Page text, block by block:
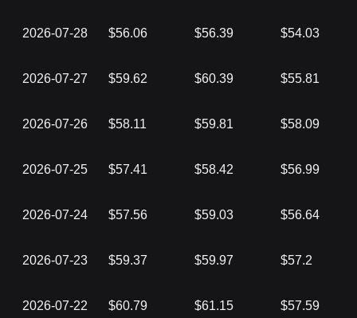
2026-07-28 $56.06 $56.39 $54.03
2026-07-27 $59.62 $60.39 $55.81
2026-07-26 $58.11 $59.81 $58.09
2026-07-25 $57.41 $58.42 $56.99
2026-07-24 $57.56 $59.03 $56.64
2026-07-23 $59.37 $59.97 $57.2
2026-07-22 $60.79 $61.15 $57.59